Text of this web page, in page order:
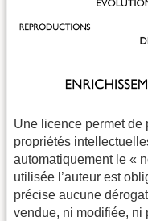
Une licence permet de
propriétés
automatiquement le «
utilisée l’auteur est
précise aucune
vendue, ni modifiée, ni